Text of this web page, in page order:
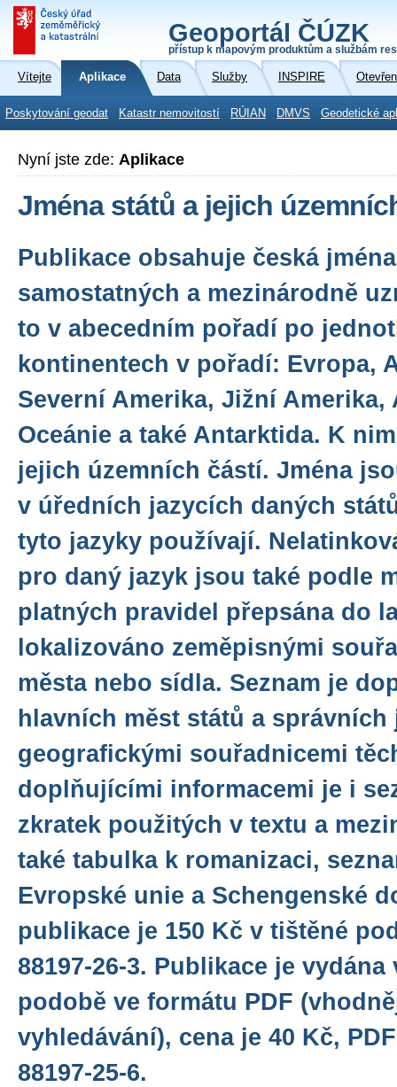
Geoportál ČÚZK
přístup k mapovým produktům a službám
Vítejte Aplikace Data Služby INSPIRE
Poskytování geodat Katastr nemovitostí RÚIAN DMVS Geodetické
Nyní jste zde: Aplikace
Jména států a jejich
Publikace obsahuje česká
samostatných a mezinárodně
to v abecedním pořadí po
kontinentech v pořadí: Evropa,
Severní Amerika, Jižní Amerika,
Oceánie a také Antarktida. K
jejich územních částí. Jména
v úředních jazycích daných
tyto jazyky používají.
pro daný jazyk jsou také podle
platných pravidel přepsána do
lokalizováno zeměpisnými
města nebo sídla. Seznam je
hlavních měst států a správních
geografickými souřadnicemi
doplňujícími informacemi je i
zkratek použitých v textu a
také tabulka k romanizaci,
Evropské unie a Schengenské
publikace je 150 Kč v tištěné
88197-26-3. Publikace je
podobě ve formátu PDF
vyhledávání), cena je 40 Kč,
88197-25-6.